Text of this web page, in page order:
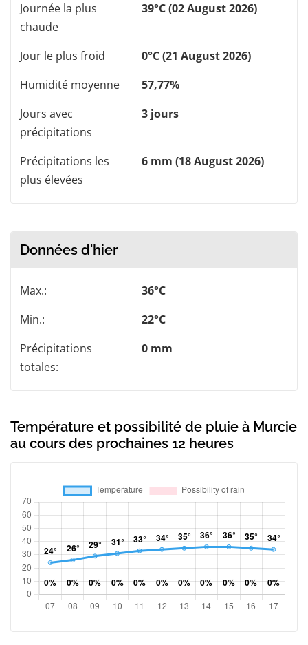
Journée la plus
chaude
39°C (02 August 2026)
Jour le plus froid
0°C (21 August 2026)
Humidité moyenne
57,77%
Jours avec
précipitations
3 jours
Précipitations les
plus élevées
6 mm (18 August 2026)
Données d'hier
Max.:
36°C
Min.:
22°C
Précipitations
totales:
0 mm
Température et possibilité de pluie à Murcie
au cours des prochaines 12 heures